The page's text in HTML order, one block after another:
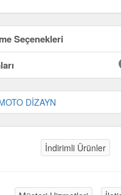
Seçenekleri
DİZAYN
İndirimli Ürünler